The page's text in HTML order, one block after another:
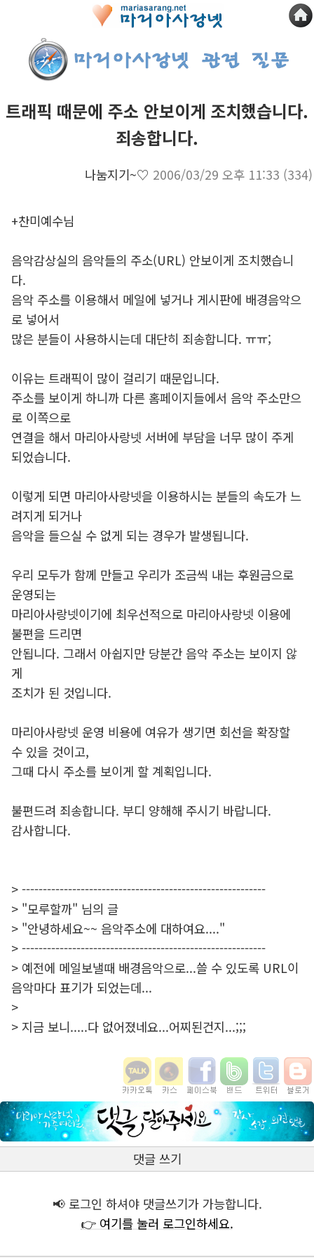
트래픽 때문에 주소 안보이게 조치했습니다.
죄송합니다.
나눔지기~♡ 2006/03/29 오후 11:33 (334)
+찬미예수님
음악감상실의 음악들의 주소(URL) 안보이게 조치했습니
다.
음악 주소를 이용해서 메일에 넣거나 게시판에 배경음악으
로 넣어서
많은 분들이 사용하시는데 대단히 죄송합니다. ㅠㅠ;
이유는 트래픽이 많이 걸리기 때문입니다.
주소를 보이게 하니까 다른 홈페이지들에서 음악 주소만으
로 이쪽으로
연결을 해서 마리아사랑넷 서버에 부담을 너무 많이 주게
되었습니다.
이렇게 되면 마리아사랑넷을 이용하시는 분들의 속도가 느
려지게 되거나
음악을 들으실 수 없게 되는 경우가 발생됩니다.
우리 모두가 함께 만들고 우리가 조금씩 내는 후원금으로
운영되는
마리아사랑넷이기에 최우선적으로 마리아사랑넷 이용에
불편을 드리면
안됩니다. 그래서 아쉽지만 당분간 음악 주소는 보이지 않
게
조치가 된 것입니다.
마리아사랑넷 운영 비용에 여유가 생기면 회선을 확장할
수 있을 것이고,
그때 다시 주소를 보이게 할 계획입니다.
불편드려 죄송합니다. 부디 양해해 주시기 바랍니다.
감사합니다.
> ----------------------------------------------------------
> "모루할까" 님의 글
> "안녕하세요~~ 음악주소에 대하여요...."
> ----------------------------------------------------------
> 예전에 메일보낼때 배경음악으로...쓸 수 있도록 URL이
음악마다 표기가 되었는데...
>
> 지금 보니.....다 없어졌네요...어찌된건지...;;;
댓글 쓰기
📢 로그인 하셔야 댓글쓰기가 가능합니다.
👉 여기를 눌러 로그인하세요.